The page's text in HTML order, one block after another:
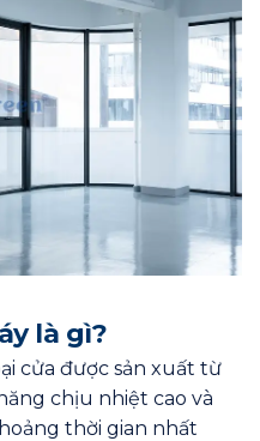
là gì?
cửa được sản xuất từ
chịu nhiệt cao và
thời gian nhất